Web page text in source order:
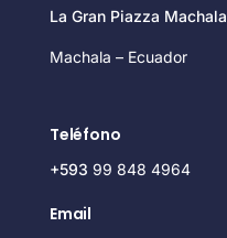
La Gran Piazza Machala
Machala – Ecuador
Teléfono
+593 99 848 4964
Email